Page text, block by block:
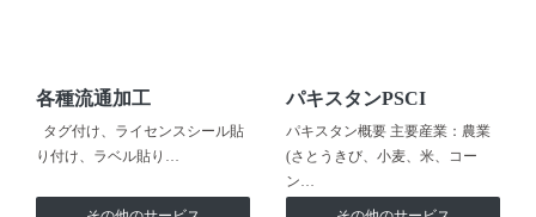
各種流通加工
タグ付け、ライセンスシール貼
り付け、ラベル貼り…
パキスタンPSCI
パキスタン概要 主要産業：農業
(さとうきび、小麦、米、コー
ン…